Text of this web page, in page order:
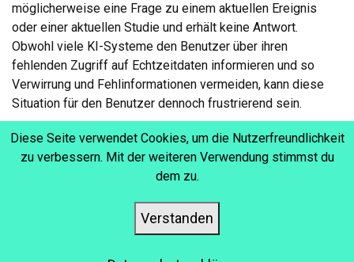
möglicherweise eine Frage zu einem aktuellen Ereignis
oder einer aktuellen Studie und erhält keine Antwort.
Obwohl viele KI-Systeme den Benutzer über ihren
fehlenden Zugriff auf Echtzeitdaten informieren und so
Verwirrung und Fehlinformationen vermeiden, kann diese
Situation für den Benutzer dennoch frustrierend sein.
HALLUZINATIONEN?
Diese Seite verwendet Cookies, um die Nutzerfreundlichkeit
zu verbessern. Mit der weiteren Verwendung stimmst du
dem zu.
Verstanden